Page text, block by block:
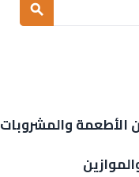
search
الأطعمة والمشروبات